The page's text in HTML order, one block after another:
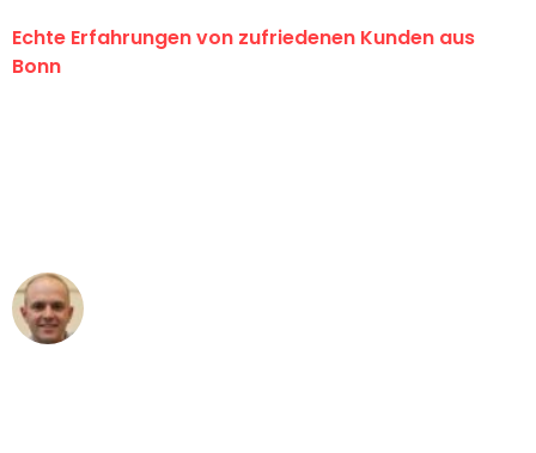
Echte Erfahrungen von zufriedenen Kunden aus
Bonn